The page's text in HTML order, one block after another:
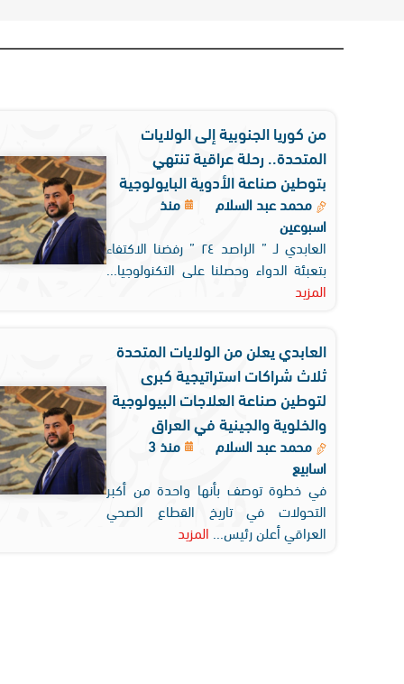
من كوريا الجنوبية إلى الولايات
المتحدة.. رحلة عراقية تنتهي
بتوطين صناعة الأدوية البايولوجية
محمد عبد السلام
منذ
اسبوعين
العابدي لـ ” الراصد ٢٤ ” رفضنا الاكتفاء
بتعبئة الدواء وحصلنا على التكنولوجيا...
المزيد
العابدي يعلن من الولايات المتحدة
ثلاث شراكات استراتيجية كبرى
لتوطين صناعة العلاجات البيولوجية
والخلوية والجينية في العراق
محمد عبد السلام
منذ 3
اسابيع
في خطوة توصف بأنها واحدة من أكبر
التحولات في تاريخ القطاع الصحي
العراقي أعلن رئيس...
المزيد